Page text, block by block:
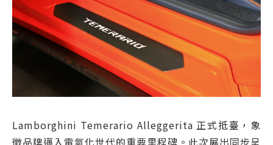
Lamborghini Temerario Alleggerita 正式抵臺，象
徵品牌邁入電氣化世代的重要里程碑。此次展出同步呈